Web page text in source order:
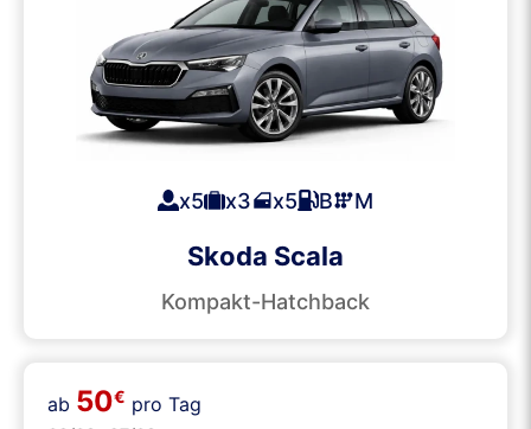
x5 x3 x5 B M
Skoda Scala
Kompakt-Hatchback
ab 50€ pro Tag